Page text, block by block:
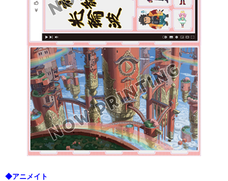
◆アニメイト